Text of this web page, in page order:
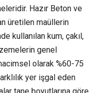
Hazır Beton ve
üretilen maüllerin
kullanılan kum, çakıl,
genel
olarak %60-75
yer işgal eden
tane boyutlarına göre